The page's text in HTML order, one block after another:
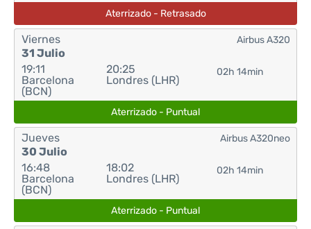
Aterrizado - Retrasado
Viernes
31 Julio
19:11
Barcelona
(BCN)
20:25
Londres (LHR)
02h 14min
Airbus A320
Aterrizado - Puntual
Jueves
30 Julio
16:48
Barcelona
(BCN)
18:02
Londres (LHR)
02h 14min
Airbus A320neo
Aterrizado - Puntual